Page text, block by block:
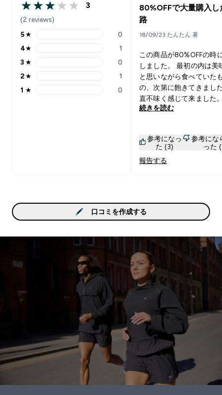
3 out of 5 stars
3
(2 reviews)
5 stars rating 0 reviews
5★ 0
4 stars rating 1 reviews
4★ 1
3 stars rating 0 reviews
3 ★ 0
2 stars rating 1 reviews
2★ 1
1 stars rating 0 reviews
1 ★ 0
80%OFFで大量購入し
路
18/09/23 たんたん 著
この商品が80%OFFの時
しました。 最初の内は美
と思いながら食べていた
の、次第に飽きてきまし
直不味く感じて来ました
6粒までという容量用法
ました。 しかし、一向に
ョになりません。助けて
い。
続きを読む
参考になっ
た (3)
参考にな
った
報告する
口コミを作成する